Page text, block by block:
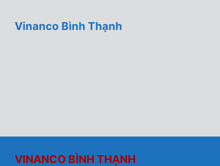
Vinanco Bình Thạnh
VINANCO BÌNH THẠNH